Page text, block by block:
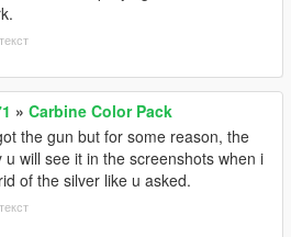
» Carbine Color Pack
the gun but for some reason, the
will see it in the screenshots when i
of the silver like u asked.